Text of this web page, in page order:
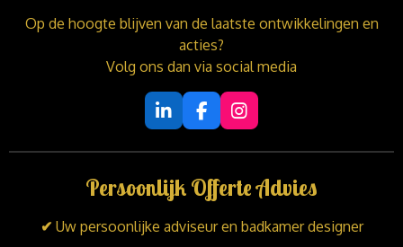
Op de hoogte blijven van de laatste ontwikkelingen en
acties?
Volg ons dan via social media
L
i
n
e
d
I
n
F
a
c
b
o
o
k
I
n
s
a
r
a
Persoonlijk Offerte Advies
✔ Uw persoonlijke adviseur en badkamer designer